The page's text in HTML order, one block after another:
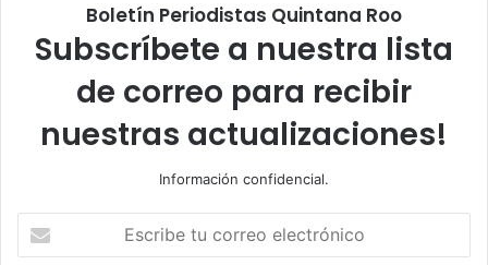
Boletín Periodistas Quintana Roo
Subscríbete a nuestra lista
de correo para recibir
nuestras actualizaciones!
Información confidencial.